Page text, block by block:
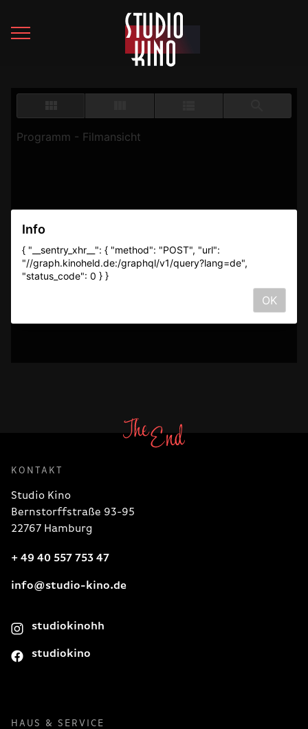
KONTAKT
Studio Kino
Bernstorffstraße 93-95
22767 Hamburg
+ 49 40 557 753 47
info@studio-kino.de
studiokinohh
studiokino
HAUS & SERVICE